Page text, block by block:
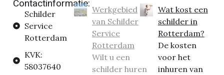
Contactinformatie:
Schilder
Service
Rotterdam
KVK:
58037640
Werkgebied
van Schilder
Service
Rotterdam
Wilt u een
schilder huren
Wat kost een
schilder in
Rotterdam?
De kosten
voor het
inhuren van